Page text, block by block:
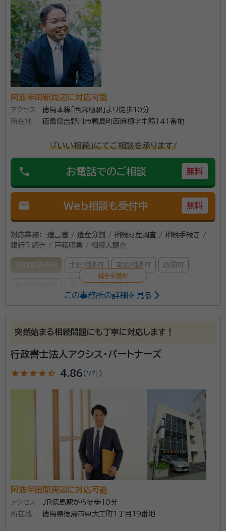
阿波半田駅周辺に対応可能
アクセス
徳島本線「西麻植駅」より徒歩10分
所在地
徳島県吉野川市鴨島町西麻植字中筋１４１番地
\「いい相続」にてご相談を承ります/
phone お電話でのご相談 無料
mail Web相談も受付中 無料
対応業務：
遺言書 / 遺産分割 / 相続財産調査 / 相続手続き /
銀行手続き / 戸籍収集 / 相続人調査
初回面談無料 土日相談可 電話相談可 訪問可
鎌田 真一（かまだ しんいち）
土地家屋調査士・行政書士・宅建士
に挑戦開始(２７歳)。 ３４歳のときに、自分をリセットするために京都に引
越(３年間の期間限定)。 京都での生活１年目に、土地家屋調査士試験に合
格。 ３７歳のときに、地元徳島で土地家屋調査士事務所を開業。 紆余曲折
を経て、４０歳のときに念願の行政書士試験に合格、行政書士事務所を開
た。 徳島県を阿波踊り以外でも、もっと多くの人に認知して欲しいと思っ
ております。 徳島在住でも、やりたいことは沢山あります。 地元徳島から
日本をよくしたい、自分の思いを形にしたい起業家の身近な応援団とし
て、一緒に考え、行動を共にしましょう。
はじめまして。行政書士・土地家屋調査士の業務を行っ
ています、鎌田と申します。事務所は、徳島県吉野川市
にありますが、依頼があれば、県外案件も対応可能で
士・社会保険労務士・土地家屋調査士を兼務する事務所
で勤務しておりました。 その際に、不動産に関する手続
き全般、税金のについて基本的な事項について、事例を
通してさまざま様々な経験と知識を学ばせていただき
ました。 その経験が、現在に、生かされていると個人的
には考えております。 相続は、依頼内容ごとにさまざま
様々なケースがありますが、相談者と一緒に考え、他の
土地家屋調査士・行政書士・宅建士
徳島県行政書士会
この事務所の詳細を見る
突然始まる相続問題にも丁寧に対応します！
行政書士法人アクシス・パートナーズ
star star star star star_half 4.86 （ 7件）
阿波半田駅周辺に対応可能
アクセス
JR徳島駅から徒歩10分
所在地
徳島県徳島市東大工町1丁目19番地